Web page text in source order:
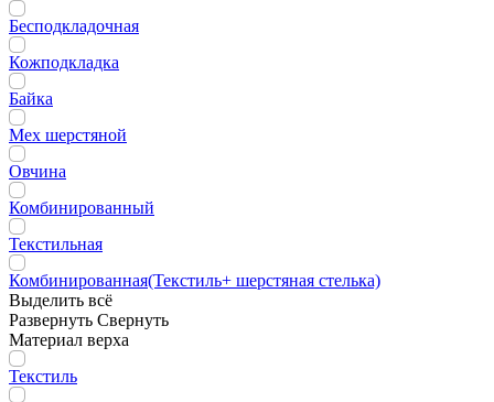
Бесподкладочная
Кожподкладка
Байка
Мех шерстяной
Овчина
Комбинированный
Текстильная
Комбинированная(Текстиль+ шерстяная стелька)
Выделить всё
Развернуть Свернуть
Материал верха
Текстиль